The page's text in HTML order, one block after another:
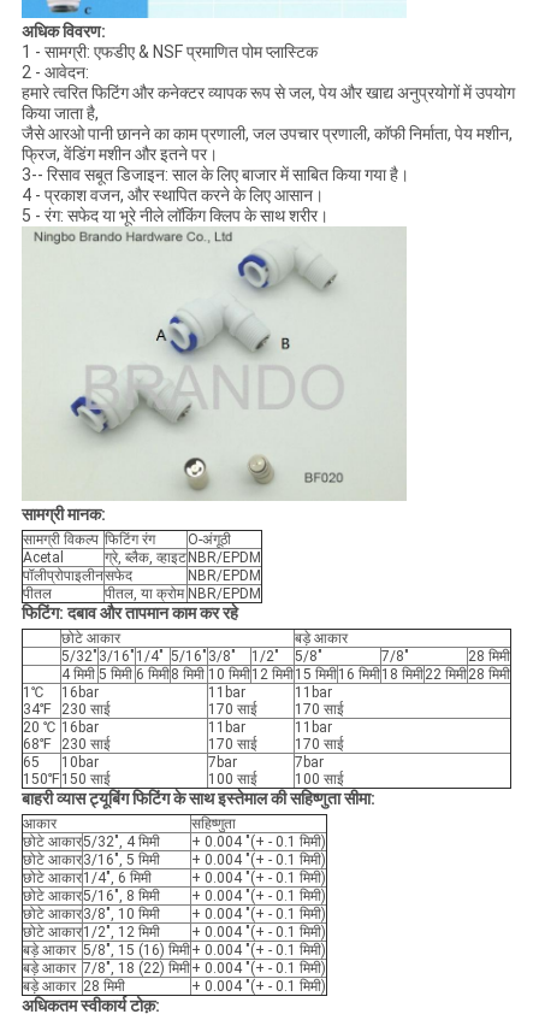
अधिक विवरण:
1 - सामग्री: एफडीए & NSF प्रमाणित पोम प्लास्टिक
2 - आवेदन:
हमारे त्वरित फिटिंग और कनेक्टर व्यापक रूप से जल, पेय और खाद्य अनुप्रयोगों में उपयोग
किया जाता है,
जैसे आरओ पानी छानने का काम प्रणाली, जल उपचार प्रणाली, कॉफी निर्माता, पेय मशीन,
फ्रिज, वेंडिंग मशीन और इतने पर।
3-- रिसाव सबूत डिजाइन: साल के लिए बाजार में साबित किया गया है।
4 - प्रकाश वजन, और स्थापित करने के लिए आसान।
5 - रंग: सफेद या भूरे नीले लॉकिंग क्लिप के साथ शरीर।
सामग्री मानक:
सामग्री विकल्प फिटिंग रंग
O-अंगूठी
Acetal
ग्रे, ब्लैक, व्हाइटNBR/EPDM
पॉलीप्रोपाइलीनसफेद
NBR/EPDM
पीतल
पीतल, या क्रोम NBR/EPDM
फिटिंग: दबाव और तापमान काम कर रहे
छोटे आकार
बड़े आकार
5/32" 3/16" 1/4" 5/16" 3/8" 1/2" 5/8" 7/8"
28 मिमी
4 मिमी 5 मिमी 6 मिमी8 मिमी 10 मिमी12 मिमी15 मिमी16 मिमी18 मिमी22 मिमी28 मिमी
1℃
34℉
16bar
230 साई
11bar
170 साई
11bar
170 साई
20 ℃
68℉
16bar
230 साई
11bar
170 साई
11bar
170 साई
65
150℉
10bar
150 साई
7bar
100 साई
7bar
100 साई
बाहरी व्यास ट्यूबिंग फिटिंग के साथ इस्तेमाल की सहिष्णुता सीमा:
आकार
सहिष्णुता
छोटे आकार5/32", 4 मिमी
+ 0.004 "(+ - 0.1 मिमी)
छोटे आकार3/16", 5 मिमी
+ 0.004 "(+ - 0.1 मिमी)
छोटे आकार1/4", 6 मिमी
+ 0.004 "(+ - 0.1 मिमी)
छोटे आकार5/16", 8 मिमी
+ 0.004 "(+ - 0.1 मिमी)
छोटे आकार3/8", 10 मिमी
+ 0.004 "(+ - 0.1 मिमी)
छोटे आकार1/2", 12 मिमी
+ 0.004 "(+ - 0.1 मिमी)
बड़े आकार 5/8", 15 (16) मिमी+ 0.004 "(+ - 0.1 मिमी)
बड़े आकार 7/8", 18 (22) मिमी+ 0.004 "(+ - 0.1 मिमी)
बड़े आकार 28 मिमी + 0.004 "(+ - 0.1 मिमी)
अधिकतम स्वीकार्य टोक़: